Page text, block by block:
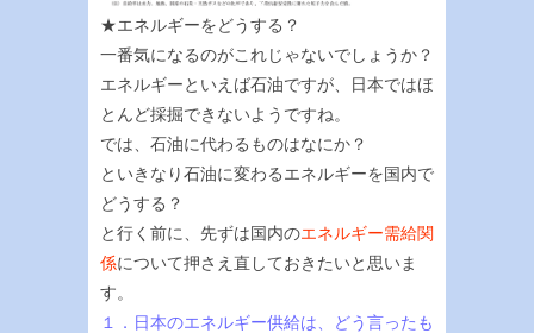
★エネルギーをどうする？
一番気になるのがこれじゃないでしょうか？
エネルギーといえば石油ですが、日本ではほ
とんど採掘できないようですね。
では、石油に代わるものはなにか？
といきなり石油に変わるエネルギーを国内で
どうする？
と行く前に、先ずは国内のエネルギー需給関
係について押さえ直しておきたいと思いま
す。
１．日本のエネルギー供給は、どう言ったも